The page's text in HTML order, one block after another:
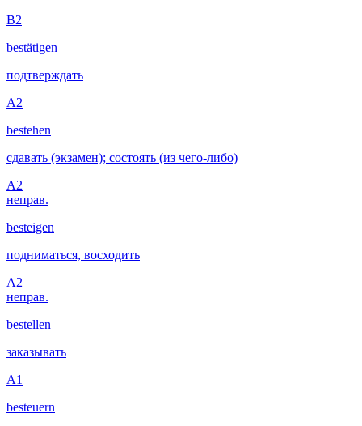
B2
bestätigen
подтверждать
A2
bestehen
сдавать (экзамен); состоять (из чего-либо)
A2
неправ.
besteigen
подниматься, восходить
A2
неправ.
bestellen
заказывать
A1
besteuern